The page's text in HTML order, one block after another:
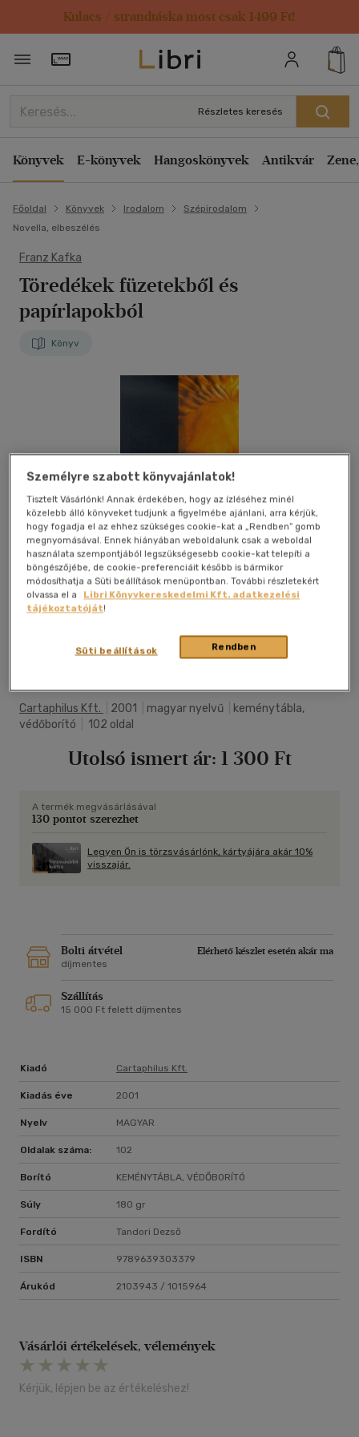
Kulacs / strandtáska most csak 1499 Ft!
Törzsvásárlói Kártya adatai
Részletes keresés
Könyvek E-könyvek Hangoskönyvek Antikvár
Főoldal Könyvek Irodalom
Szépirodalom
Novella, elbeszélés
Franz Kafka
Töredékek füzetekből és
papírlapokból
Könyv
Kívánságlistához adom
Cartaphilus Kft. 2001 magyar nyelvű
keménytábla,
védőborító
102 oldal
Utolsó ismert ár: 1 300 Ft
A termék megvásárlásával
130 pontot szerezhet
Legyen Ön is törzsvásárlónk, kártyájára akár 10%
visszajár.
Bolti átvétel
Elérhető készlet esetén akár ma
díjmentes
Szállítás
15 000 Ft felett díjmentes
Kiadó Cartaphilus Kft.
Kiadás éve 2001
Nyelv MAGYAR
Oldalak száma: 102
Borító KEMÉNYTÁBLA, VÉDŐBORÍTÓ
Súly 180 gr
Fordító Tandori Dezső
ISBN 9789639303379
Árukód 2103943 / 1015964
Vásárlói értékelések, vélemények
Kérjük, lépjen be az értékeléshez!
Személyre szabott könyvajánlatok!
Tisztelt Vásárlónk! Annak érdekében, hogy az ízléséhez minél
közelebb álló könyveket tudjunk a figyelmébe ajánlani, arra kérjük,
hogy fogadja el az ehhez szükséges cookie-kat a „Rendben” gomb
megnyomásával. Ennek hiányában weboldalunk csak a weboldal
használata szempontjából legszükségesebb cookie-kat telepíti a
böngészőjébe, de cookie-preferenciáit később is bármikor
módosíthatja a Süti beállítások menüpontban. További részletekért
olvassa el a
Libri Könyvkereskedelmi Kft. adatkezelési
tájékoztatóját!
Rendben
Süti beállítások